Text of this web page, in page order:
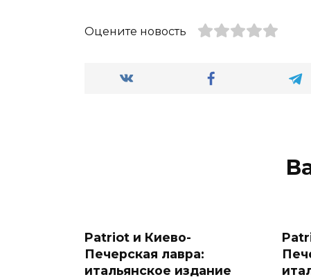
Оцените новость
Patriot и Киево-
Печерская лавра:
итальянское издание